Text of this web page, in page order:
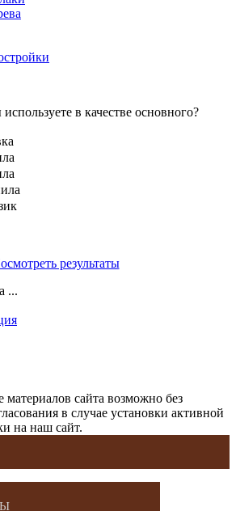
в качестве основного?
результаты
...
сайта возможно без
в случае установки активной
на наш сайт.